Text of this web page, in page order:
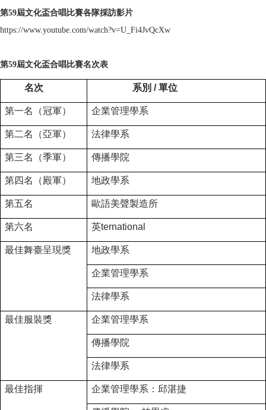
第59屆文化盃合唱比賽各隊採訪影片
https://www.youtube.com/watch?v=U_Fi4JvQcXw
第59屆文化盃合唱比賽名次表
名次 系別 / 單位
第一名（冠軍） 企業管理學系
第二名（亞軍） 法律學系
第三名（季軍） 傳播學院
第四名（殿軍） 地政學系
第五名 歐語美聲製造所
第六名 英ternational
最佳舞臺呈現獎 地政學系
企業管理學系
法律學系
最佳服裝獎 企業管理學系
傳播學院
法律學系
最佳指揮 企業管理學系：邱湛捷